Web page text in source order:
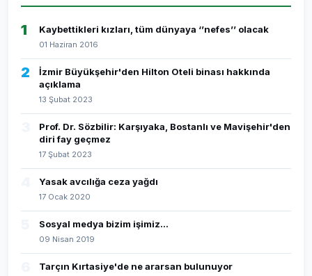
1 Kaybettikleri kızları, tüm dünyaya ‘’nefes’’ olacak
01 Haziran 2016
2
İzmir Büyükşehir'den Hilton Oteli binası hakkında
açıklama
13 Şubat 2023
Prof. Dr. Sözbilir: Karşıyaka, Bostanlı ve Mavişehir'den
diri fay geçmez
17 Şubat 2023
Yasak avcılığa ceza yağdı
17 Ocak 2020
Sosyal medya bizim işimiz...
09 Nisan 2019
Tarçın Kırtasiye'de ne ararsan bulunuyor